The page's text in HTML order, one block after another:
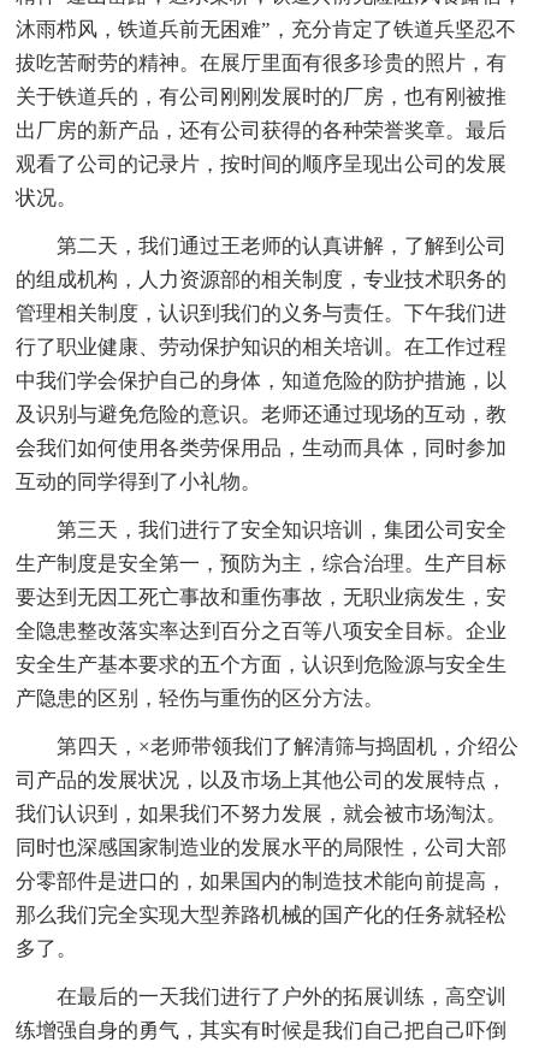
沐雨栉风，铁道兵前无困难”，充分肯定了铁道兵坚忍不
拔吃苦耐劳的精神。在展厅里面有很多珍贵的照片，有
关于铁道兵的，有公司刚刚发展时的厂房，也有刚被推
出厂房的新产品，还有公司获得的各种荣誉奖章。最后
观看了公司的记录片，按时间的顺序呈现出公司的发展
状况。
第二天，我们通过王老师的认真讲解，了解到公司
的组成机构，人力资源部的相关制度，专业技术职务的
管理相关制度，认识到我们的义务与责任。下午我们进
行了职业健康、劳动保护知识的相关培训。在工作过程
中我们学会保护自己的身体，知道危险的防护措施，以
及识别与避免危险的意识。老师还通过现场的互动，教
会我们如何使用各类劳保用品，生动而具体，同时参加
互动的同学得到了小礼物。
第三天，我们进行了安全知识培训，集团公司安全
生产制度是安全第一，预防为主，综合治理。生产目标
要达到无因工死亡事故和重伤事故，无职业病发生，安
全隐患整改落实率达到百分之百等八项安全目标。企业
安全生产基本要求的五个方面，认识到危险源与安全生
产隐患的区别，轻伤与重伤的区分方法。
第四天，×老师带领我们了解清筛与捣固机，介绍公
司产品的发展状况，以及市场上其他公司的发展特点，
我们认识到，如果我们不努力发展，就会被市场淘汰。
同时也深感国家制造业的发展水平的局限性，公司大部
分零部件是进口的，如果国内的制造技术能向前提高，
那么我们完全实现大型养路机械的国产化的任务就轻松
多了。
在最后的一天我们进行了户外的拓展训练，高空训
练增强自身的勇气，其实有时候是我们自己把自己吓倒